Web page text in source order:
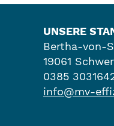
UNSERE
Bertha-von-
19061
0385
info@mv-